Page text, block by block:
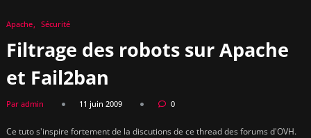
Apache Sécurité
Filtrage des robots sur Apache
et Fail2ban
Par admin 11 juin 2009 0
Ce tuto s'inspire fortement de la discutions de ce thread des forums d'OVH.